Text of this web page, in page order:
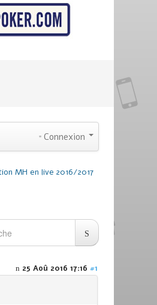
Connexion
MH en live 2016/2017
25 Aoû 2016 17:16 #1